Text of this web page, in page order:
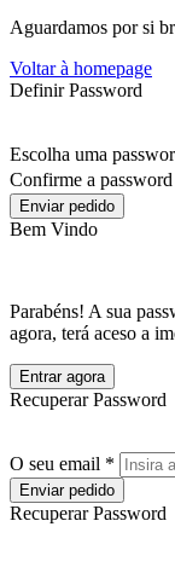
Aguardamos por si
Voltar à homepage
Definir Password
Escolha uma
Confirme a
Enviar pedido
Bem Vindo
Parabéns! A sua
agora, terá aceso a
Entrar agora
Recuperar Password
O seu email *
Enviar pedido
Recuperar Password